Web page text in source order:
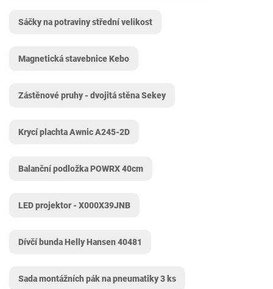
Sáčky na potraviny střední velikost
Magnetická stavebnice Kebo
Zástěnové pruhy - dvojitá stěna Sekey
Krycí plachta Awnic A245-2D
Balanční podložka POWRX 40cm
LED projektor - X000X39JNB
Dívčí bunda Helly Hansen 40481
Sada montážních pák na pneumatiky 3 ks